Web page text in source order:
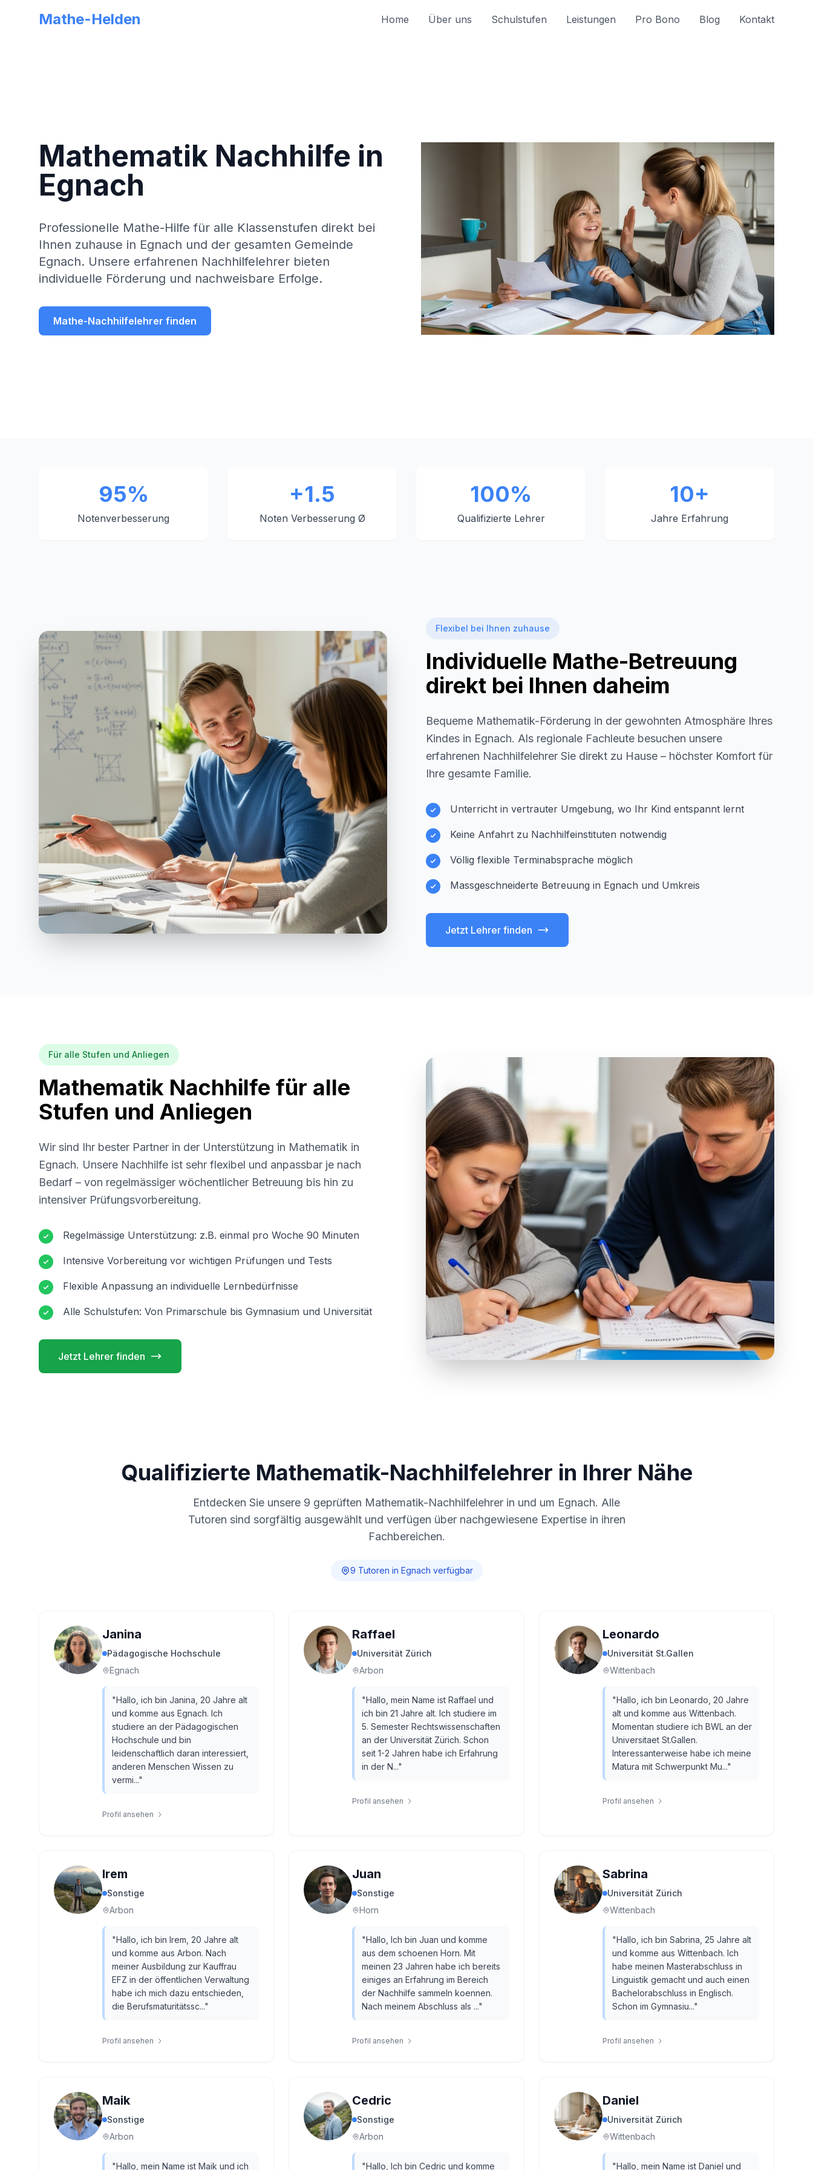
Mathe-Helden Home Über uns Schulstufen Leistungen Pro Bono Blog Kontakt
Mathematik Nachhilfe in
Egnach
Professionelle Mathe-Hilfe für alle Klassenstufen direkt bei
Ihnen zuhause in Egnach und der gesamten Gemeinde
Egnach. Unsere erfahrenen Nachhilfelehrer bieten
individuelle Förderung und nachweisbare Erfolge.
Mathe-Nachhilfelehrer finden
95%
Notenverbesserung
+1.5
Noten Verbesserung Ø
100%
Qualifizierte Lehrer
10+
Jahre Erfahrung
Flexibel bei Ihnen zuhause
Individuelle Mathe-Betreuung
direkt bei Ihnen daheim
Bequeme Mathematik-Förderung in der gewohnten Atmosphäre Ihres
Kindes in Egnach. Als regionale Fachleute besuchen unsere
erfahrenen Nachhilfelehrer Sie direkt zu Hause – höchster Komfort für
Ihre gesamte Familie.
Unterricht in vertrauter Umgebung, wo Ihr Kind entspannt lernt
Keine Anfahrt zu Nachhilfeinstituten notwendig
Völlig flexible Terminabsprache möglich
Massgeschneiderte Betreuung in Egnach und Umkreis
Jetzt Lehrer finden
Für alle Stufen und Anliegen
Mathematik Nachhilfe für alle
Stufen und Anliegen
Wir sind Ihr bester Partner in der Unterstützung in Mathematik in
Egnach. Unsere Nachhilfe ist sehr flexibel und anpassbar je nach
Bedarf – von regelmässiger wöchentlicher Betreuung bis hin zu
intensiver Prüfungsvorbereitung.
Regelmässige Unterstützung: z.B. einmal pro Woche 90 Minuten
Intensive Vorbereitung vor wichtigen Prüfungen und Tests
Flexible Anpassung an individuelle Lernbedürfnisse
Alle Schulstufen: Von Primarschule bis Gymnasium und Universität
Jetzt Lehrer finden
Qualifizierte Mathematik-Nachhilfelehrer in Ihrer Nähe
Entdecken Sie unsere 9 geprüften Mathematik-Nachhilfelehrer in und um Egnach. Alle
Tutoren sind sorgfältig ausgewählt und verfügen über nachgewiesene Expertise in ihren
Fachbereichen.
9 Tutoren in Egnach verfügbar
Janina
Pädagogische Hochschule
Egnach
"Hallo, ich bin Janina, 20 Jahre alt
und komme aus Egnach. Ich
studiere an der Pädagogischen
Hochschule und bin
leidenschaftlich daran interessiert,
anderen Menschen Wissen zu
vermi..."
Profil ansehen
Raffael
Universität Zürich
Arbon
"Hallo, mein Name ist Raffael und
ich bin 21 Jahre alt. Ich studiere im
5. Semester Rechtswissenschaften
an der Universität Zürich. Schon
seit 1-2 Jahren habe ich Erfahrung
in der N..."
Profil ansehen
Leonardo
Universität St.Gallen
Wittenbach
"Hallo, ich bin Leonardo, 20 Jahre
alt und komme aus Wittenbach.
Momentan studiere ich BWL an der
Universitaet St.Gallen.
Interessanterweise habe ich meine
Matura mit Schwerpunkt Mu..."
Profil ansehen
Irem
Sonstige
Arbon
"Hallo, ich bin Irem, 20 Jahre alt
und komme aus Arbon. Nach
meiner Ausbildung zur Kauffrau
EFZ in der öffentlichen Verwaltung
habe ich mich dazu entschieden,
die Berufsmaturitätssc..."
Profil ansehen
Juan
Sonstige
Horn
"Hallo, Ich bin Juan und komme
aus dem schoenen Horn. Mit
meinen 23 Jahren habe ich bereits
einiges an Erfahrung im Bereich
der Nachhilfe sammeln koennen.
Nach meinem Abschluss als ..."
Profil ansehen
Sabrina
Universität Zürich
Wittenbach
"Hallo, ich bin Sabrina, 25 Jahre alt
und komme aus Wittenbach. Ich
habe meinen Masterabschluss in
Linguistik gemacht und auch einen
Bachelorabschluss in Englisch.
Schon im Gymnasiu..."
Profil ansehen
Maik
Sonstige
Arbon
"Hallo, mein Name ist Maik und ich
Cedric
Sonstige
Arbon
"Hallo, Ich bin Cedric und komme
Daniel
Universität Zürich
Wittenbach
"Hallo, mein Name ist Daniel und